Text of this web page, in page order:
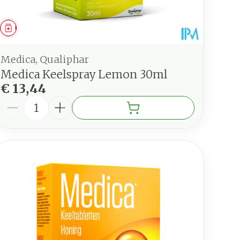
Geneesmiddel
Medica, Qualiphar
Medica Keelspray Lemon 30ml
€ 13,44
Aantal